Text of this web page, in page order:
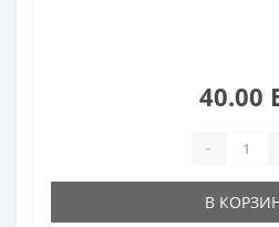
40.00
-
В